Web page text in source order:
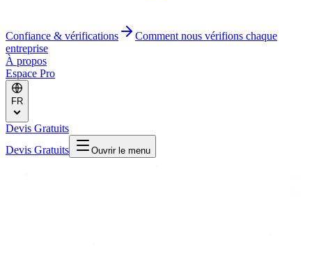
Confiance & vérifications
Comment nous vérifions chaque
entreprise
À propos
Espace Pro
FR
Devis Gratuits
Devis Gratuits
Ouvrir le menu